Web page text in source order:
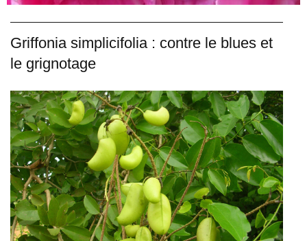
Griffonia simplicifolia : contre le blues et
le grignotage